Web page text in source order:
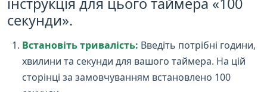
секунди».
Встановіть тривалість: Введіть потрібні години,
хвилини та секунди для вашого таймера. На цій
сторінці за замовчуванням встановлено 100